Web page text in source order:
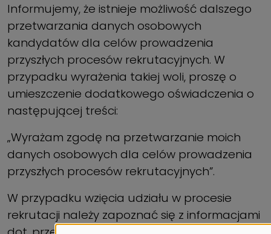
Informujemy, że istnieje możliwość dalszego
przetwarzania danych osobowych
kandydatów dla celów prowadzenia
przyszłych procesów rekrutacyjnych. W
przypadku wyrażenia takiej woli, proszę o
umieszczenie dodatkowego oświadczenia o
następującej treści:
„Wyrażam zgodę na przetwarzanie moich
danych osobowych dla celów prowadzenia
przyszłych procesów rekrutacyjnych”.
W przypadku wzięcia udziału w procesie
rekrutacji należy zapoznać się z informacjami